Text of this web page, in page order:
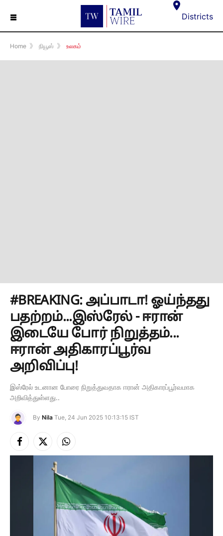
☰ Districts
Home 》 நியூஸ் 》 உலகம்
#BREAKING: அப்பாடா! ஓய்ந்தது
பதற்றம்...இஸ்ரேல் - ஈரான்
இடையே போர் நிறுத்தம்...
ஈரான் அதிகாரப்பூர்வ
அறிவிப்பு!
இஸ்ரேல் உடனான போரை நிறுத்துவதாக ஈரான் அதிகாரப்பூர்வமாக
அறிவித்துள்ளது..
By Nila Tue, 24 Jun 2025 10:13:15 IST
Facebook
X
(Twitter)
Instagram